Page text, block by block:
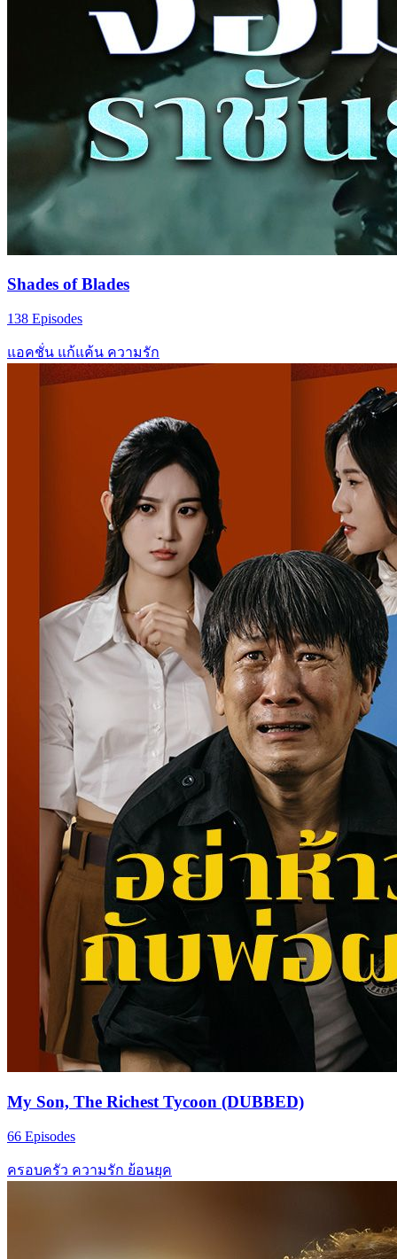
Shades of Blades
138 Episodes
แอคชั่น แก้แค้น ความรัก
My Son, The Richest Tycoon (DUBBED)
66 Episodes
ครอบครัว ความรัก ย้อนยุค